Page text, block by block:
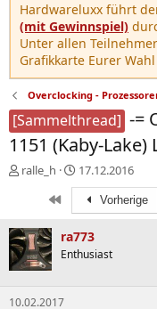
Hardwareluxx führt
(mit Gewinnspiel)
Unter allen
Grafikkarte Eurer Wahl
Overclocking -
[Sammelthread] -=
1151 (Kaby-
E
e
l
l
r
ralle_h
E
r
t
e
l
17.12.2016
Erste Vorherige
ra773
Enthusiast
10.02.2017